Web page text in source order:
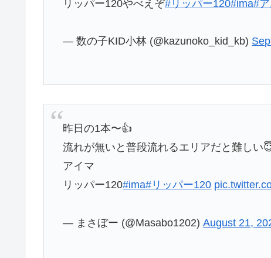
リッパー120やべえぞ#リッパー120#ima#
— 数の子KID小林 (@kazunoko_kid_kb)
昨日の1本〜👍
流れが無いと普段流れるエリアだと難しい
アイマ
リッパー120#ima#リッパー120
— まさぼー (@Masabo1202)August 21,